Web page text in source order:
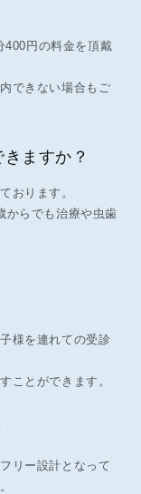
400円の料金を頂戴
できない場合もご
ますか？
おります。
からでも治療や虫歯
様を連れての受診
ことができます。
リー設計となって